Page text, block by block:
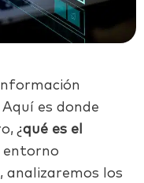
es donde
¿qué es el
entorno
analizaremos los